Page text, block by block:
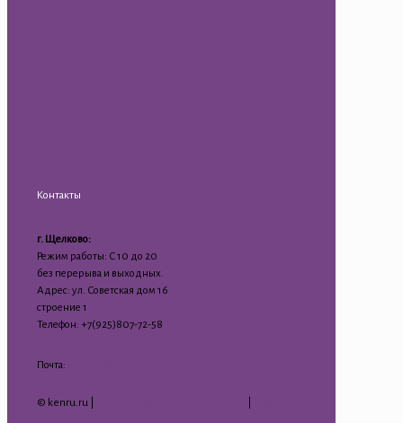
Контакты
г. Щелково:
Режим работы: С 10 до 20
без перерыва и выходных.
Адрес: ул. Советская дом 16
строение 1
Телефон: +7(925)807-72-58
Почта:
© kenru.ru |